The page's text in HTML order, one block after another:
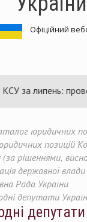
Офіційний
проведено 94
юридичних
позицій
(за рішеннями,
державної влади
Рада України
депутати